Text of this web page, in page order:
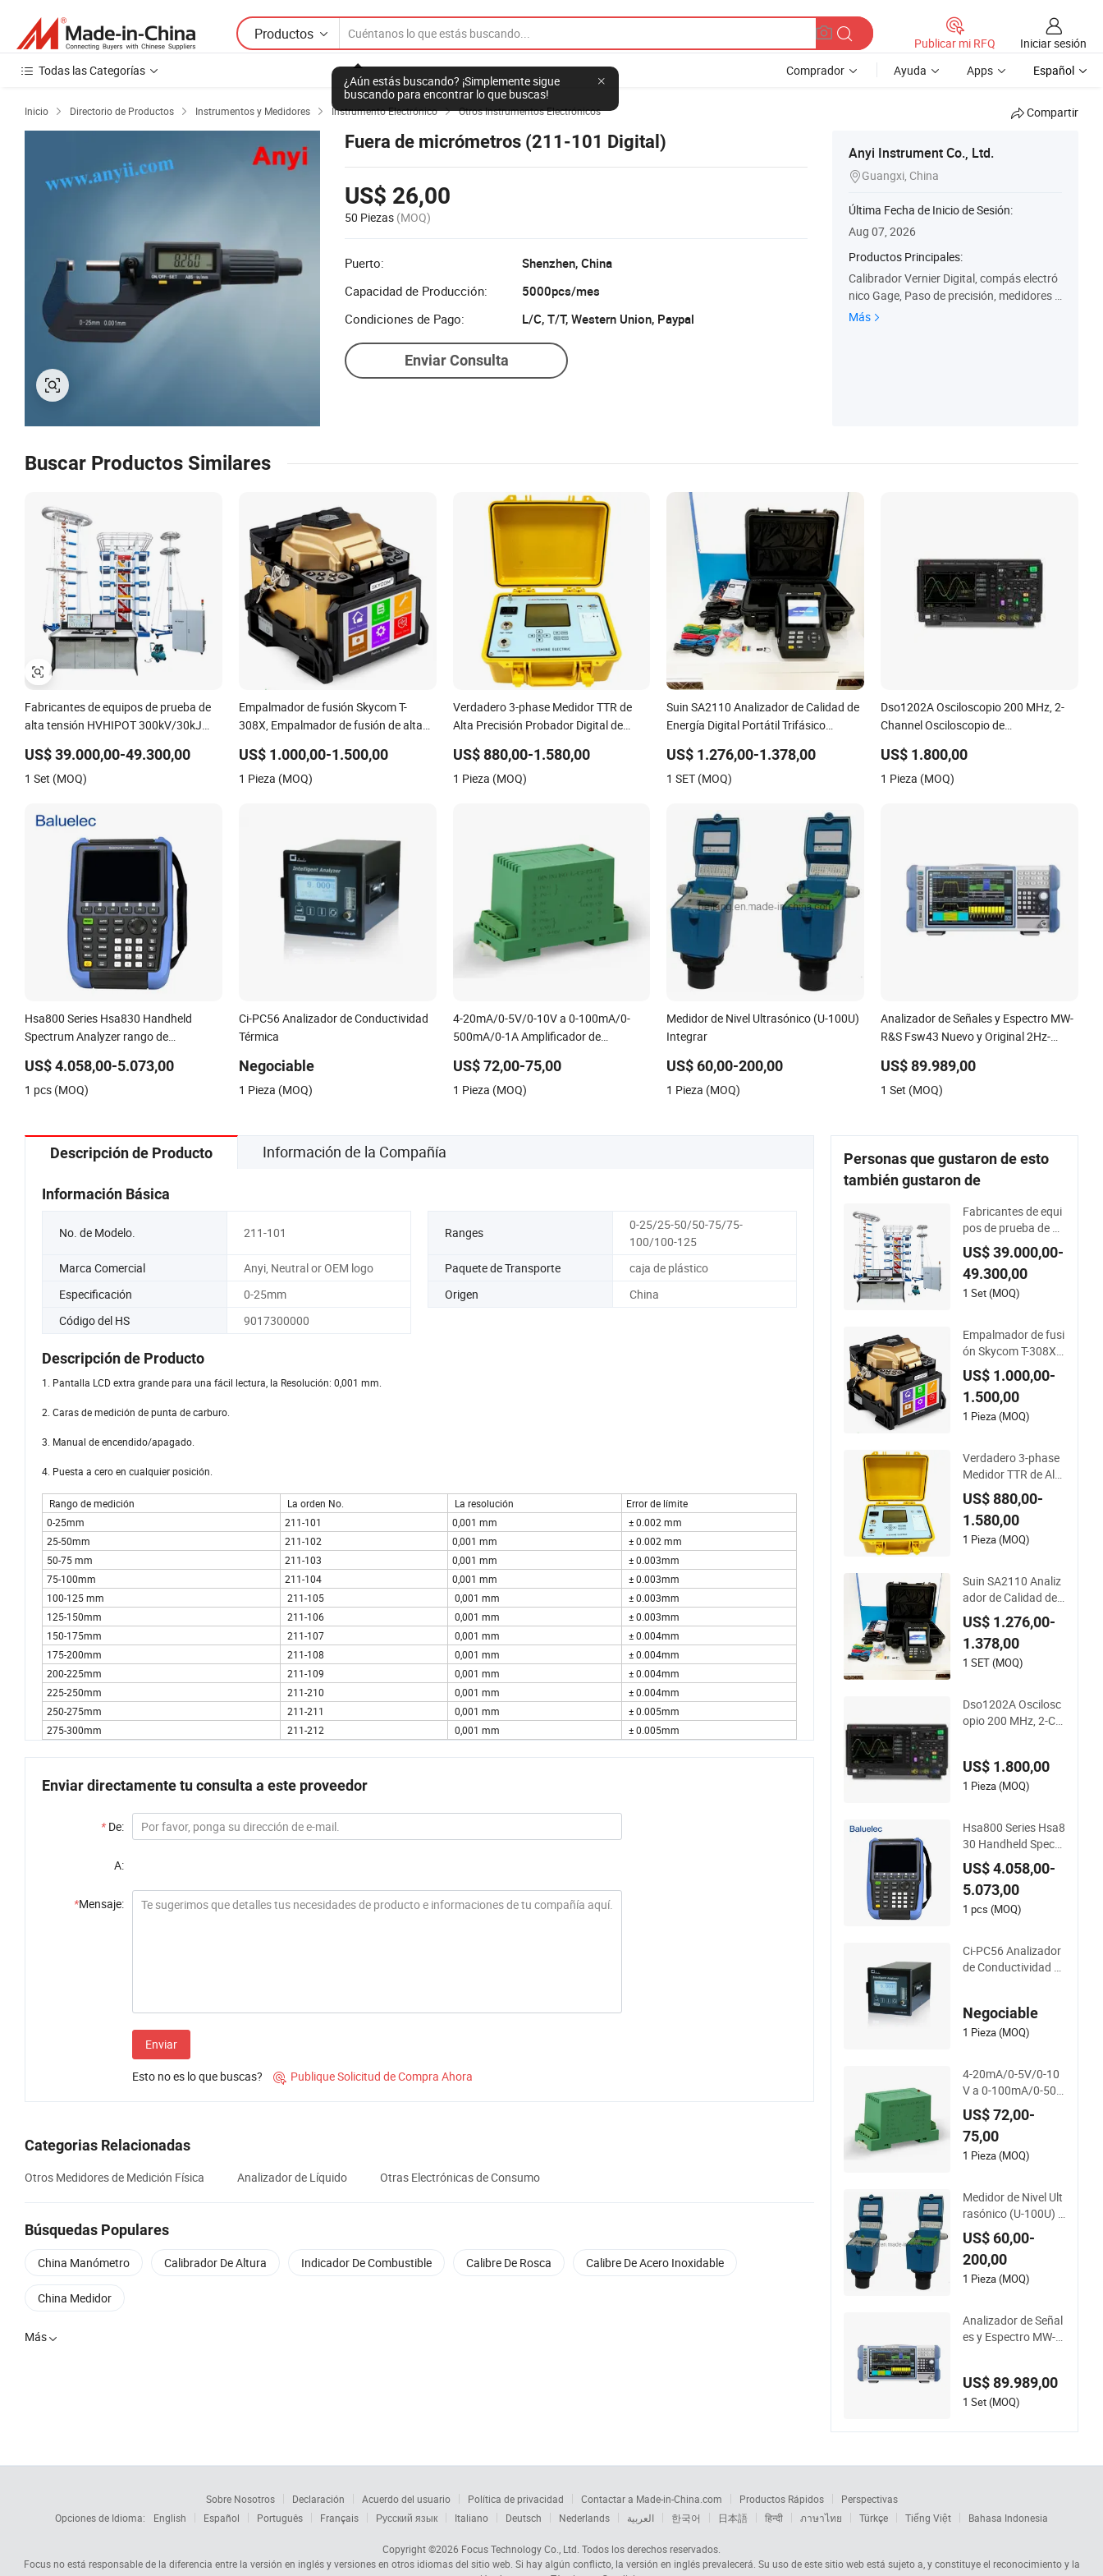
Productos
¿Aún estás buscando? ¡Simplemente sigue
buscando para encontrar lo que buscas!
Publicar mi RFQ
Iniciar sesión
Todas las Categorías
Comprador Ayuda Apps Español
Inicio  Directorio de Productos  Instrumentos y Medidores  Instrumento Electrónico  Otros Instrumentos Electrónicos Compartir
Fuera de micrómetros (211-101 Digital)
US$ 26,00
50 Piezas (MOQ)
Puerto:
Shenzhen, China
Capacidad de Producción:
5000pcs/mes
Condiciones de Pago:
L/C, T/T, Western Union, Paypal
Enviar Consulta
Anyi Instrument Co., Ltd.
Guangxi, China
Última Fecha de Inicio de Sesión:
Aug 07, 2026
Productos Principales:
Calibrador Vernier Digital, compás electró
nico Gage, Paso de precisión, medidores d
e indicador, Micrómetros, instrumentos de
Más
Buscar Productos Similares
Fabricantes de equipos de prueba de
alta tensión HVHIPOT 300kV/30kJ
US$ 39.000,00-49.300,00
1 Set (MOQ)
Empalmador de fusión Skycom T-
308X, Empalmador de fusión de alta
US$ 1.000,00-1.500,00
1 Pieza (MOQ)
Verdadero 3-phase Medidor TTR de
Alta Precisión Probador Digital de
para Transformador de Corriente y
Voltaje
US$ 880,00-1.580,00
1 Pieza (MOQ)
Suin SA2110 Analizador de Calidad de
Energía Digital Portátil Trifásico
US$ 1.276,00-1.378,00
1 SET (MOQ)
Dso1202A Osciloscopio 200 MHz, 2-
Channel Osciloscopio de
US$ 1.800,00
1 Pieza (MOQ)
Hsa800 Series Hsa830 Handheld
Spectrum Analyzer rango de
US$ 4.058,00-5.073,00
1 pcs (MOQ)
Ci-PC56 Analizador de Conductividad
Térmica
Negociable
1 Pieza (MOQ)
4-20mA/0-5V/0-10V a 0-100mA/0-
500mA/0-1A Amplificador de
Convertidor
US$ 72,00-75,00
1 Pieza (MOQ)
Medidor de Nivel Ultrasónico (U-100U)
Integrar
US$ 60,00-200,00
1 Pieza (MOQ)
Analizador de Señales y Espectro MW-
R&S Fsw43 Nuevo y Original 2Hz-
Fábrica
US$ 89.989,00
1 Set (MOQ)
Descripción de Producto Información de la Compañía
Información Básica
No. de Modelo. 211-101 Ranges
0-25/25-50/50-75/75-
100/100-125
Marca Comercial
Anyi, Neutral or OEM logo Paquete de Transporte
caja de plástico
Especificación
0-25mm Origen
China
Código del HS
9017300000
Descripción de Producto
1. Pantalla LCD extra grande para una fácil lectura, la Resolución: 0,001 mm.
2. Caras de medición de punta de carburo.
3. Manual de encendido/apagado.
4. Puesta a cero en cualquier posición.
Rango de medición La orden No. La resolución
Error de límite
0-25mm
211-101 0,001 mm
± 0.002 mm
25-50mm
211-102 0,001 mm
± 0.002 mm
50-75 mm
211-103 0,001 mm
± 0.003mm
75-100mm
211-104 0,001 mm
± 0.003mm
100-125 mm
211-105 0,001 mm
± 0.003mm
125-150mm
211-106 0,001 mm
± 0.003mm
150-175mm
211-107 0,001 mm
± 0.004mm
175-200mm
211-108 0,001 mm
± 0.004mm
200-225mm
211-109 0,001 mm
± 0.004mm
225-250mm
211-210 0,001 mm
± 0.004mm
250-275mm
211-211 0,001 mm
± 0.005mm
275-300mm
211-212 0,001 mm ± 0.005mm
Enviar directamente tu consulta a este proveedor
* De:
A:
*Mensaje:
Enviar
Esto no es lo que buscas?  Publique Solicitud de Compra Ahora
Categorias Relacionadas
Otros Medidores de Medición Física Analizador de Líquido Otras Electrónicas de Consumo
Búsquedas Populares
China Manómetro Calibrador De Altura Indicador De Combustible Calibre De Rosca Calibre De Acero Inoxidable
China Medidor
Más
Personas que gustaron de esto
también gustaron de
Fabricantes de equi
pos de prueba de alt
a tensión HVHIPOT
300kV/30kJ Prueba
de voltaje de impuls
o
US$ 39.000,00-
49.300,00
1 Set (MOQ)
Empalmador de fusi
ón Skycom T-308X,
Empalmador de fusi
ón de alta venta
US$ 1.000,00-
1.500,00
1 Pieza (MOQ)
Verdadero 3-phase
Medidor TTR de Alta
Precisión Probador
Digital de Relación d
e Transformador Tri
fásico para Transfo
US$ 880,00-
1.580,00
1 Pieza (MOQ)
Suin SA2110 Analiz
ador de Calidad de
Energía Digital Port
átil Trifásico Analiza
dor de Energía
US$ 1.276,00-
1.378,00
1 SET (MOQ)
Dso1202A Oscilosc
opio 200 MHz, 2-Ch
Digital
US$ 1.800,00
1 Pieza (MOQ)
Hsa800 Series Hsa8
30 Handheld Spectr
um Analyzer rango
de frecuencia 9kHz
~3,6GHz
US$ 4.058,00-
5.073,00
1 pcs (MOQ)
Ci-PC56 Analizador
de Conductividad Té
Negociable
1 Pieza (MOQ)
4-20mA/0-5V/0-10
V a 0-100mA/0-500
mA/0-1A Amplificad
or de Aislamiento de
Corriente Grande C
onvertidor
US$ 72,00-
75,00
1 Pieza (MOQ)
Medidor de Nivel Ult
rasónico (U-100U) I
ntegrar
US$ 60,00-
200,00
1 Pieza (MOQ)
Analizador de Señal
es y Espectro MW-R
Hz Precio de Mayori
sta de Fábrica
US$ 89.989,00
1 Set (MOQ)
Sobre Nosotros Declaración Acuerdo del usuario Política de privacidad Contactar a Made-in-China.com Productos Rápidos
Perspectivas
Opciones de Idioma:
English Español Português Français Русский язык Italiano Deutsch Nederlands العربية 한국어 日本語 हिन्दी ภาษาไทย Türkçe Tiếng Việt Bahasa Indonesia
Copyright ©2026 Focus Technology Co., Ltd. Todos los derechos reservados.
Focus no está responsable de la diferencia entre la versión en inglés y versiones en otros idiomas del sitio web. Si hay algún conflicto, la versión en inglés prevalecerá. Su uso de este sitio web está sujeto a, y constituye el reconocimiento y la